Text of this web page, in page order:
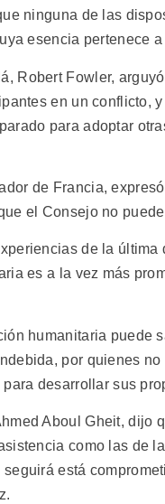
ninguna de las
esencia pertenece
Robert Fowler,
en un conflicto,
para adoptar
de Francia,
el Consejo no
de la
es a la vez más
humanitaria puede
por quienes
desarrollar sus
Aboul Gheit, dijo
como las de
está